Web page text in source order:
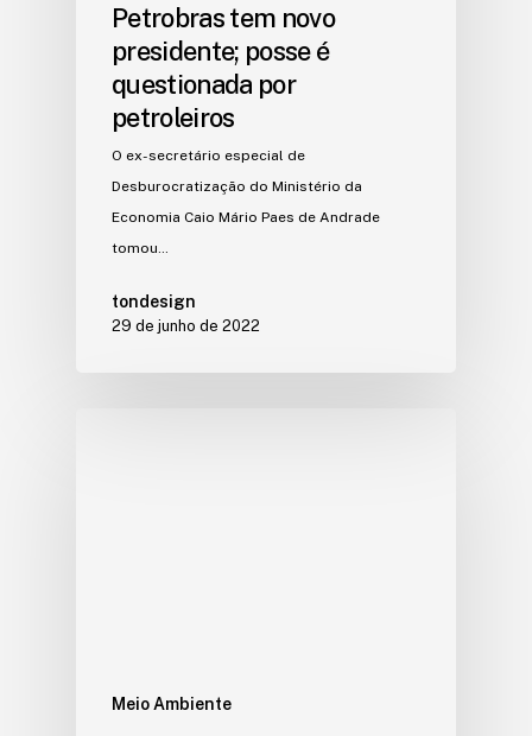
Petrobras tem novo
presidente; posse é
questionada por
petroleiros
O ex-secretário especial de
Desburocratização do Ministério da
Economia Caio Mário Paes de Andrade
tomou…
tondesign
29 de junho de 2022
Meio Ambiente